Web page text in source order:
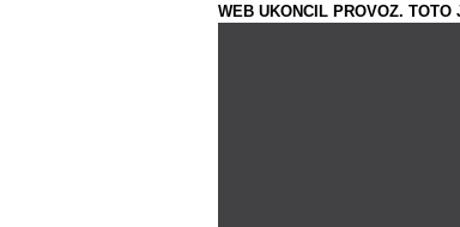
WEB UKONCIL PROVOZ. TOTO